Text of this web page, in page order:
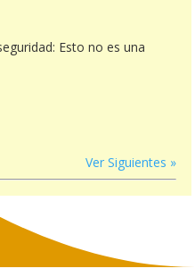
Esto no es una
Ver Siguientes »